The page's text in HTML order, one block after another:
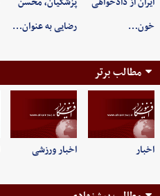
خون…
رضایی به عنوان…
مطالب برتر
اخبار اخبار ورزشی